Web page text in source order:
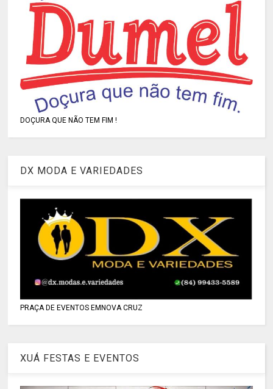
DOÇURA QUE NÃO TEM FIM !
DX MODA E VARIEDADES
PRAÇA DE EVENTOS EMNOVA CRUZ
XUÁ FESTAS E EVENTOS